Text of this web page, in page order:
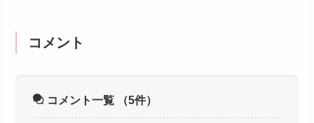
コメント
コメント一覧 （5件）